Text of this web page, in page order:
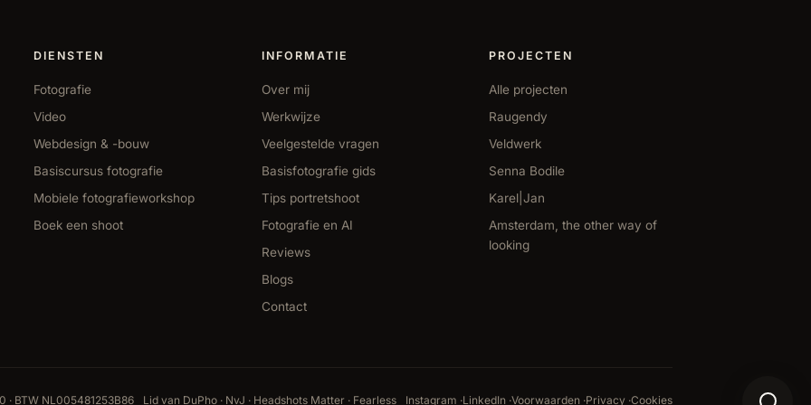
DIENSTEN
Fotografie
Video
Webdesign & -bouw
Basiscursus fotografie
Mobiele fotografieworkshop
Boek een shoot
INFORMATIE
Over mij
Werkwijze
Veelgestelde vragen
Basisfotografie gids
Tips portretshoot
Fotografie en AI
Reviews
Blogs
Contact
PROJECTEN
Alle projecten
Raugendy
Veldwerk
Senna Bodile
Karel|Jan
Amsterdam, the other way of
looking
· BTW NL005481253B86 Lid van DuPho · NvJ · Headshots Matter · Fearless Instagram ·LinkedIn ·Voorwaarden ·Privacy ·Cookies